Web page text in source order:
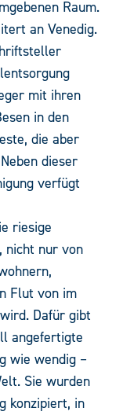
Raum.
an Venedig.
mit ihren
in den
die aber
dieser
verfügt
riesige
nicht nur von
Flut von im
Dafür gibt
angefertigte
wie wendig –
Sie wurden
konzipiert, in